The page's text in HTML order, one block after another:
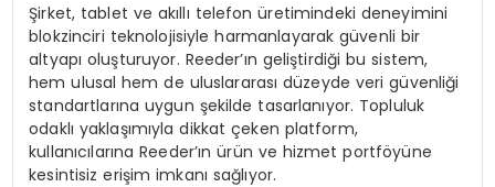
Şirket, tablet ve akıllı telefon üretimindeki deneyimini
blokzinciri teknolojisiyle harmanlayarak güvenli bir
altyapı oluşturuyor. Reeder’ın geliştirdiği bu sistem,
hem ulusal hem de uluslararası düzeyde veri güvenliği
standartlarına uygun şekilde tasarlanıyor. Topluluk
odaklı yaklaşımıyla dikkat çeken platform,
kullanıcılarına Reeder’ın ürün ve hizmet portföyüne
kesintisiz erişim imkanı sağlıyor.